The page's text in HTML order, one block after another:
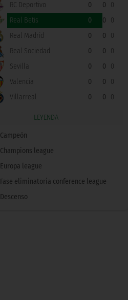
RC Deportivo 0 0
0
Real Betis 0 0
0
Real Madrid 0 0
0
Real Sociedad 0 0
0
Sevilla 0 0
0
Valencia 0 0
0
Villarreal 0 0 0
LEYENDA
Campeón
Champions league
Europa league
Fase eliminatoria conference league
Descenso